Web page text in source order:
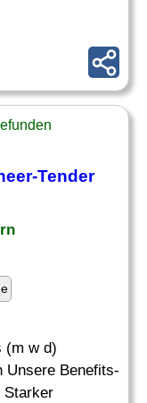
-Tender
(m w d)
Unsere Benefits-
Starker